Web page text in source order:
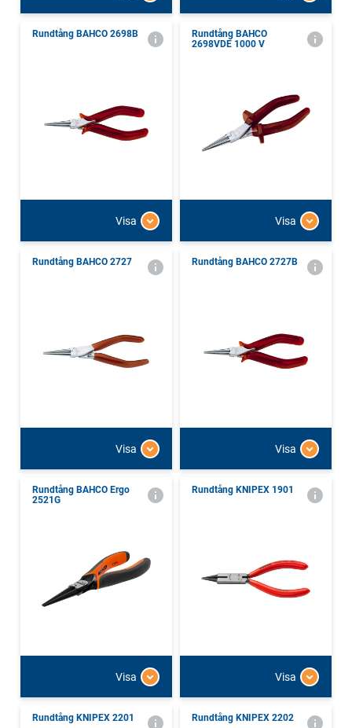
Rundtång BAHCO 2698B
Visa
Rundtång BAHCO
2698VDE 1000 V
Visa
Rundtång BAHCO 2727
Visa
Rundtång BAHCO 2727B
Visa
Rundtång BAHCO Ergo
2521G
Visa
Rundtång KNIPEX 1901
Visa
Rundtång KNIPEX 2201 Rundtång KNIPEX 2202